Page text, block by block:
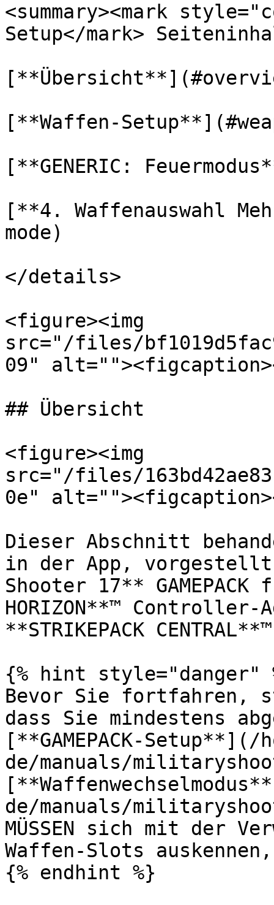
<summary><mark
Setup</mark>
[**Waffen-
[**GENERIC:
[**4. Waffenauswahl
mode)
</details>
<figure><img
src="/files/
09"
## Übersicht
<figure><img
src="/files/
0e"
Dieser Abschnitt
in der App,
Shooter 17** GAMEPACK
HORIZON**™
**STRIKEPACK
{% hint style="danger"
Bevor Sie fortfahren,
dass Sie mindestens
[**GAMEPACK-
de/manuals/
de/manuals/
MÜSSEN sich mit der
Waffen-Slots
{% endhint %}